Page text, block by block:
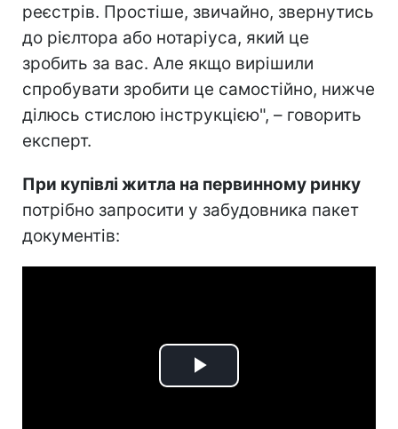
реєстрів. Простіше, звичайно, звернутись
до рієлтора або нотаріуса, який це
зробить за вас. Але якщо вирішили
спробувати зробити це самостійно, нижче
ділюсь стислою інструкцією", – говорить
експерт.
При купівлі житла на первинному ринку
потрібно запросити у забудовника пакет
документів:
Play